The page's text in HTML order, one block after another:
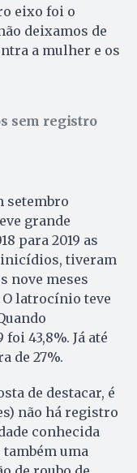
eixo foi o
deixamos de
a mulher e os
sem registro
setembro
grande
para 2019 as
tiveram
nove meses
O latrocínio teve
foi 43,8%. Já até
de 27%.
de destacar, é
não há registro
conhecida
também uma